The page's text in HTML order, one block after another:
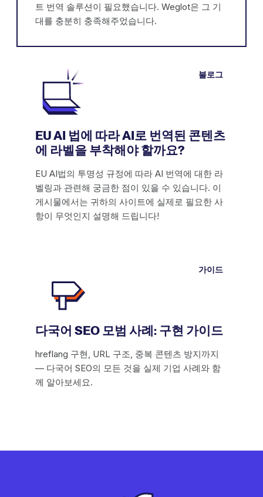
트 번역 솔루션이 필요했습니다. Weglot은 그 기
대를 충분히 충족해주었습니다.
블로그
EU AI 법에 따라 AI로 번역된 콘텐츠
에 라벨을 부착해야 할까요?
EU AI법의 투명성 규정에 따라 AI 번역에 대한 라
벨링과 관련해 궁금한 점이 있을 수 있습니다. 이
게시물에서는 귀하의 사이트에 실제로 필요한 사
항이 무엇인지 설명해 드립니다!
가이드
다국어 SEO 모범 사례: 구현 가이드
hreflang 구현, URL 구조, 중복 콘텐츠 방지까지
— 다국어 SEO의 모든 것을 실제 기업 사례와 함
께 알아보세요.